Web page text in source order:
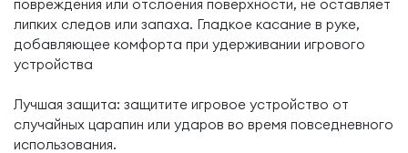
повреждения или отслоения поверхности, не оставляет
липких следов или запаха. Гладкое касание в руке,
добавляющее комфорта при удерживании игрового
устройства
Лучшая защита: защитите игровое устройство от
случайных царапин или ударов во время повседневного
использования.